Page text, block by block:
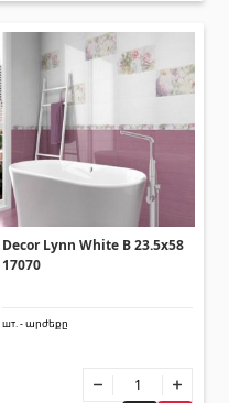
Decor Lynn White B 23.5x58
17070
шт. - արժեքը